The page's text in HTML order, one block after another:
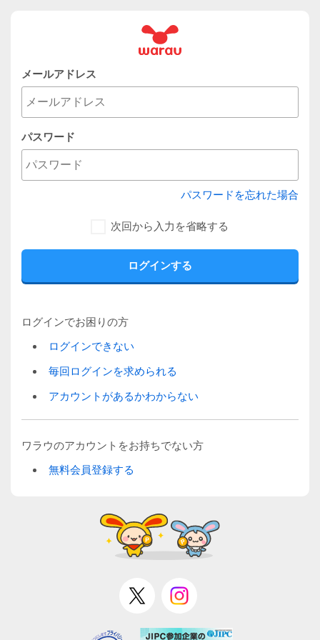
メールアドレス
パスワード
パスワードを忘れた場合
次回から入力を省略する
ログインでお困りの方
ログインできない
毎回ログインを求められる
アカウントがあるかわからない
ワラウのアカウントをお持ちでない方
無料会員登録する